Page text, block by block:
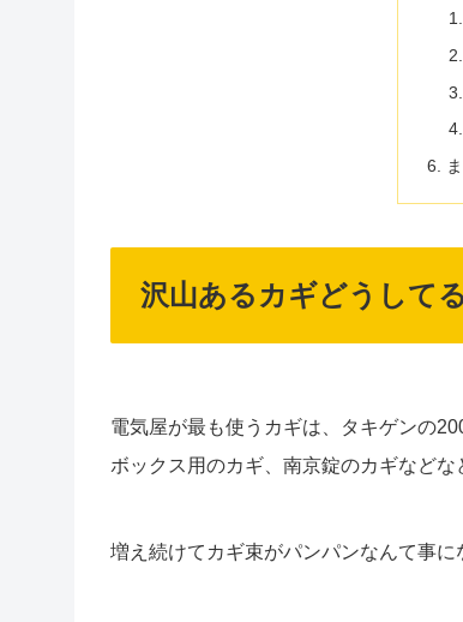
沢山あるカギどうして
電気屋が最も使うカギは、タキゲンの
ボックス用のカギ、南京錠のカギなどな
増え続けてカギ束がパンパンなんて事に